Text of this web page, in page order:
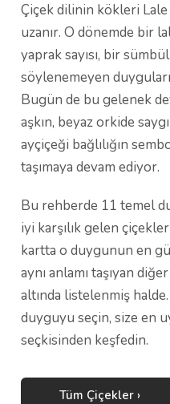
Çiçek dilinin kökleri
uzanır. O dönemde bir
yaprak sayısı, bir
söylenemeyen
Bugün de bu gelenek
aşkın, beyaz orkide
ayçiçeği bağlılığın
taşımaya devam ediyor.
Bu rehberde 11 temel
iyi karşılık gelen
kartta o duygunun en
aynı anlamı taşıyan
altında listelenmiş
duyguyu seçin, size en
seçkisinden keşfedin.
Tüm Çiçekler ›